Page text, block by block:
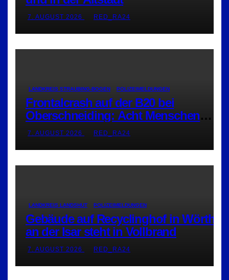
7. AUGUST 2026 RED_RA24
LANDKREIS STRAUBING-BOGEN POLIZEIMELDUNGEN
Frontalcrash auf der B20 bei
Oberschneiding: Acht Menschen
verletzt
7. AUGUST 2026 RED_RA24
LANDKREIS LANDSHUT POLIZEIMELDUNGEN
Gebäude auf Recyclinghof in Wörth
an der Isar steht in Vollbrand
7. AUGUST 2026 RED_RA24